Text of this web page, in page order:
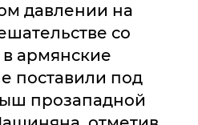
давлении на
со
армянские
поставили под
прозападной